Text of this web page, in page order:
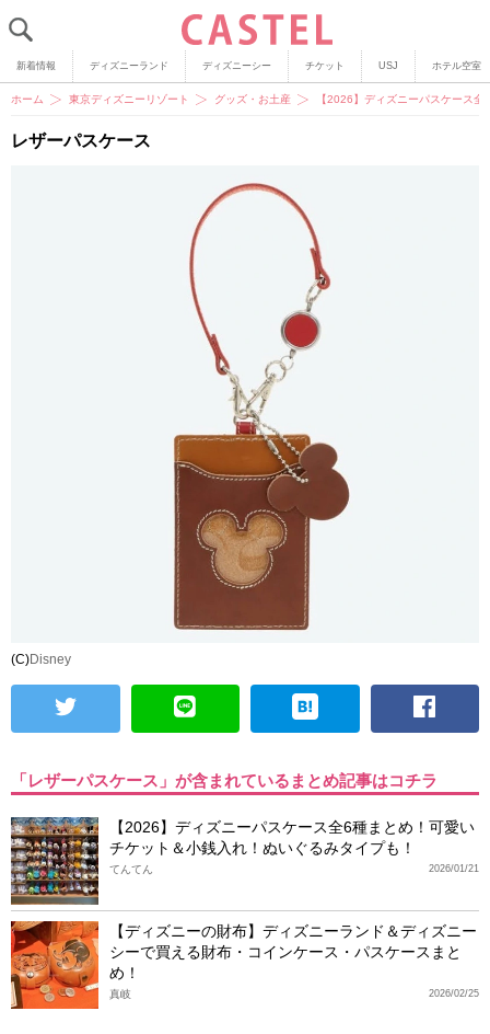
新着情報 ディズニーランド ディズニーシー チケット USJ ホテル空室
ホーム 東京ディズニーリゾート グッズ・お土産 【2026】ディズニーパスケース
レザーパスケース
(C)Disney
「レザーパスケース」が含まれているまとめ記事はコチラ
【2026】ディズニーパスケース全6種まとめ！可愛い
チケット＆小銭入れ！ぬいぐるみタイプも！
2026/01/21
てんてん
【ディズニーの財布】ディズニーランド＆ディズニー
シーで買える財布・コインケース・パスケースまと
め！
2026/02/25
真岐